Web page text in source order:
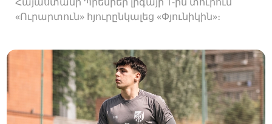
«Ուրարտուն» հյուրընկալեց «Փյունիկին»։